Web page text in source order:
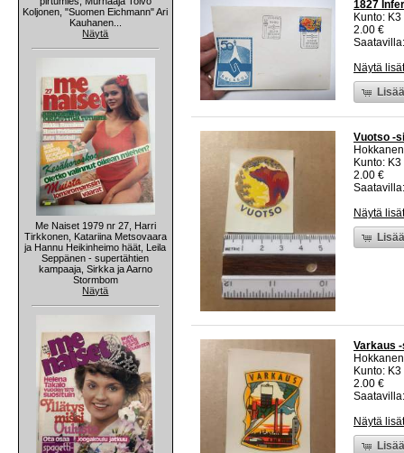
Koljonen, "Suomen Eichmann" Ari
Kauhanen...
Näytä
Me Naiset 1979 nr 27, Harri
Tirkkonen, Katariina Metsovaara
ja Hannu Heikinheimo häät, Leila
Seppänen - supertähtien
kampaaja, Sirkka ja Aarno
Stormbom
Näytä
1827
Kunto:
2.00 €
Näytä
Vuotso -
Kunto:
2.00 €
Näytä
Varkaus
Kunto:
2.00 €
Näytä